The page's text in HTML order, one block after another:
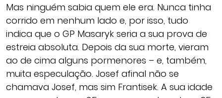
Mas ninguém sabia quem ele era. Nunca tinha
corrido em nenhum lado e, por isso, tudo
indica que o GP Masaryk seria a sua prova de
estreia absoluta. Depois da sua morte, vieram
ao de cima alguns pormenores – e, também,
muita especulação. Josef afinal não se
chamava Josef, mas sim Frantisek. A sua idade